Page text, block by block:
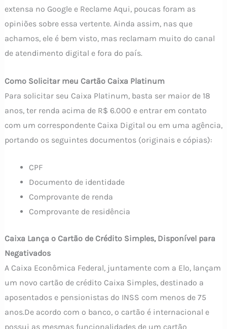
extensa no Google e Reclame Aqui, poucas foram as
opiniões sobre essa vertente. Ainda assim, nas que
achamos, ele é bem visto, mas reclamam muito do canal
de atendimento digital e fora do país.
Como Solicitar meu Cartão Caixa Platinum
Para solicitar seu Caixa Platinum, basta ser maior de 18
anos, ter renda acima de R$ 6.000 e entrar em contato
com um correspondente Caixa Digital ou em uma agência,
portando os seguintes documentos (originais e cópias):
CPF
Documento de identidade
Comprovante de renda
Comprovante de residência
Caixa Lança o Cartão de Crédito Simples, Disponível para
Negativados
A Caixa Econômica Federal, juntamente com a Elo, lançam
um novo cartão de crédito Caixa Simples, destinado a
aposentados e pensionistas do INSS com menos de 75
anos.De acordo com o banco, o cartão é internacional e
possui as mesmas funcionalidades de um cartão